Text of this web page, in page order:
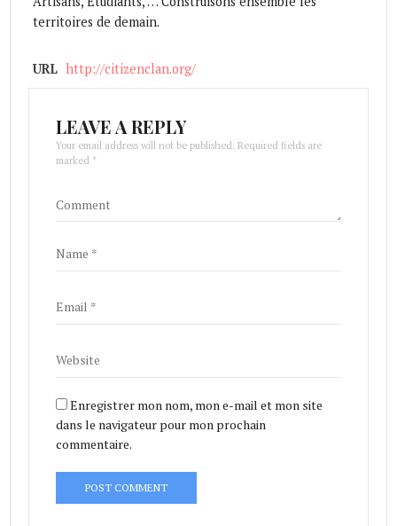
territoires de demain.
URL http://citizenclan.org/
LEAVE A REPLY
Your email address will not be published. Required fields are
marked *
Enregistrer mon nom, mon e-mail et mon site
dans le navigateur pour mon prochain
commentaire.